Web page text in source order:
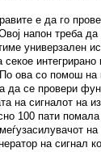
е да го
напон треба
универзален
ова со помош на
да се провери
на сигналот на
100 пати
на сигнал